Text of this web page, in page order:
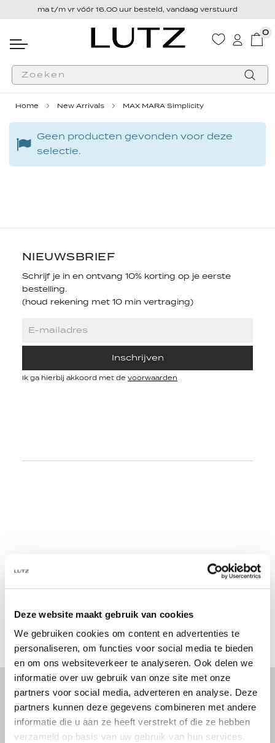
Deze website maakt gebruik van cookies
We gebruiken cookies om content en advertenties te
personaliseren, om functies voor social media te bieden
en om ons websiteverkeer te analyseren. Ook delen we
informatie over uw gebruik van onze site met onze
partners voor social media, adverteren en analyse. Deze
partners kunnen deze gegevens combineren met andere
informatie die u aan ze heeft verstrekt of die ze hebben
verzameld op basis van uw gebruik van hun services.
ma t/m vr vóór 16.00 uur besteld, vandaag verstuurd
Zoek
0
Home New Arrivals MAX MARA Simplicity
Geen producten gevonden voor deze
selectie.
NIEUWSBRIEF
Schrijf je in en ontvang 10% korting op je eerste
bestelling.
(houd rekening met 10 min vertraging)
Inschrijven
Ik ga hierbij akkoord met de voorwaarden
CONTACT